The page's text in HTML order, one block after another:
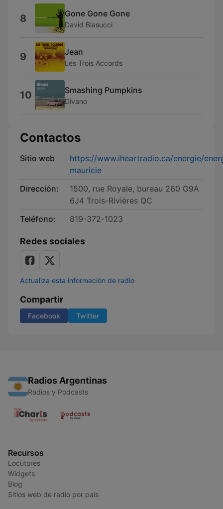
8 Gone Gone Gone
David Blasucci
9 Jean
Les Trois Accords
10 Smashing Pumpkins
Divano
Contactos
Sitio web
https://www.iheartradio.ca/energie/
mauricie
Dirección:
1500, rue Royale, bureau 260 G9A
6J4 Trois-Rivières QC
Teléfono:
819-372-1023
Redes sociales
Actualiza esta información de radio
Compartir
Facebook Twitter
Radios Argentinas
Radios y Podcasts
Recursos
Locutores
Widgets
Blog
Sitios web de radio por país